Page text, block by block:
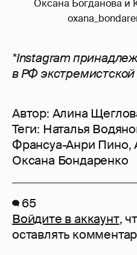
Оксана Богданова и
*Instagram
в РФ
Автор: Алина
Теги: Наталья
Франсуа-Анри Пино,
Оксана Бондаренко
65
Войдите в аккаунт,
оставлять